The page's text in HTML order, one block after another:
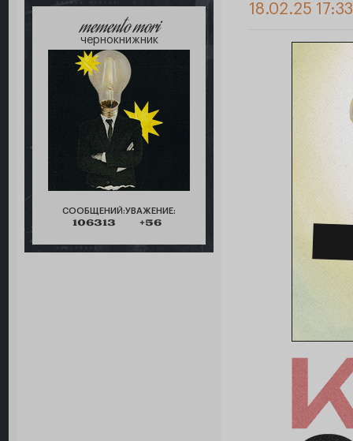
memento mori
чернокнижник
СООБЩЕНИЙ:
106313
УВАЖЕНИЕ:
+56
18.02.25